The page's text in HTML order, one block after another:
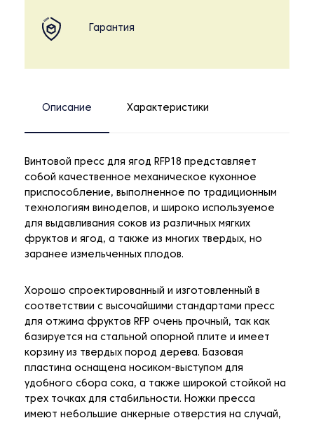
Гарантия
Описание Характеристики
Винтовой пресс для ягод RFP18 представляет
собой качественное механическое кухонное
приспособление, выполненное по традиционным
технологиям виноделов, и широко используемое
для выдавливания соков из различных мягких
фруктов и ягод, а также из многих твердых, но
заранее измельченных плодов.
Хорошо спроектированный и изготовленный в
соответствии с высочайшими стандартами пресс
для отжима фруктов RFP очень прочный, так как
базируется на стальной опорной плите и имеет
корзину из твердых пород дерева. Базовая
пластина оснащена носиком-выступом для
удобного сбора сока, а также широкой стойкой на
трех точках для стабильности. Ножки пресса
имеют небольшие анкерные отверстия на случай,